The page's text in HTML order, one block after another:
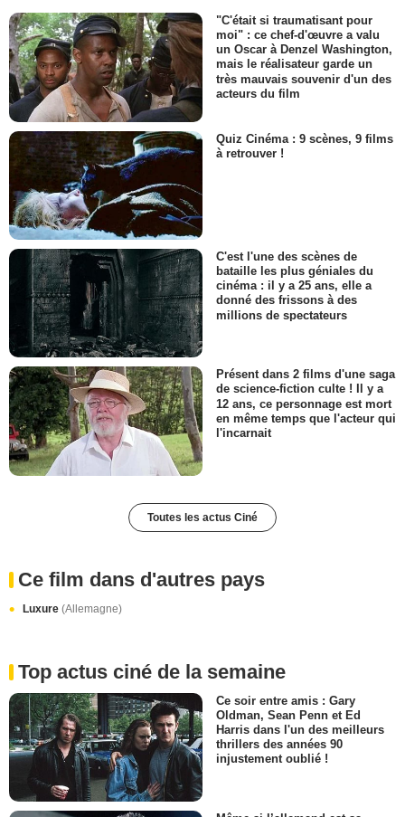
"C'était si traumatisant pour
moi" : ce chef-d'œuvre a valu
un Oscar à Denzel Washington,
mais le réalisateur garde un
très mauvais souvenir d'un des
acteurs du film
Quiz Cinéma : 9 scènes, 9 films
à retrouver !
C'est l'une des scènes de
bataille les plus géniales du
cinéma : il y a 25 ans, elle a
donné des frissons à des
millions de spectateurs
Présent dans 2 films d'une saga
de science-fiction culte ! Il y a
12 ans, ce personnage est mort
en même temps que l'acteur qui
l'incarnait
Toutes les actus Ciné
Ce film dans d'autres pays
Luxure (Allemagne)
Top actus ciné de la semaine
Ce soir entre amis : Gary
Oldman, Sean Penn et Ed
Harris dans l'un des meilleurs
thrillers des années 90
injustement oublié !